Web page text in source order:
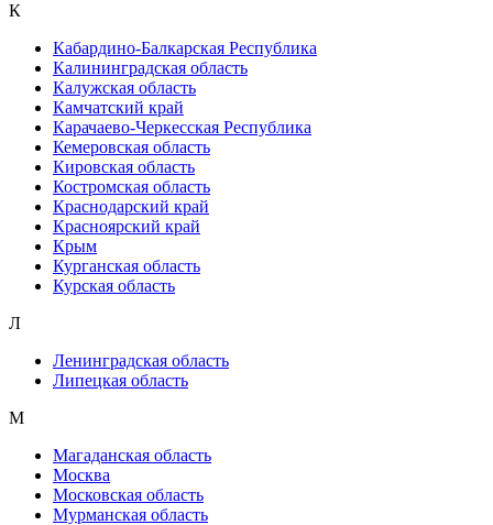
К
Кабардино-Балкарская Республика
Калининградская область
Калужская область
Камчатский край
Карачаево-Черкесская Республика
Кемеровская область
Кировская область
Костромская область
Краснодарский край
Красноярский край
Крым
Курганская область
Курская область
Л
Ленинградская область
Липецкая область
М
Магаданская область
Москва
Московская область
Мурманская область